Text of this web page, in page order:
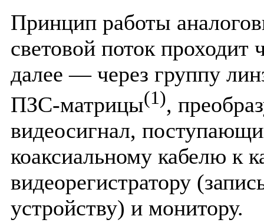
Принцип работы
световой поток проходит
далее — через группу
ПЗС-матрицы(1),
видеосигнал,
коаксиальному кабелю к
видеорегистратору
устройству) и монитору.